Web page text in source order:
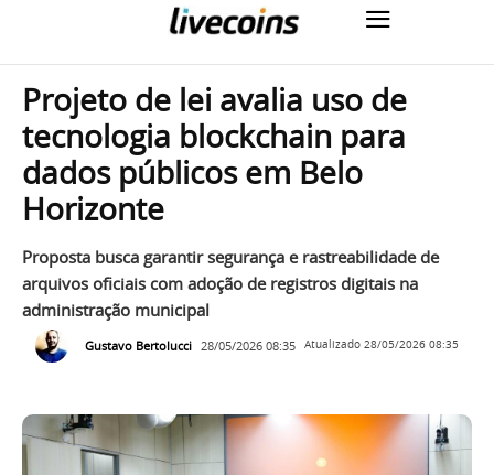
Projeto de lei avalia uso de
tecnologia blockchain para
dados públicos em Belo
Horizonte
Proposta busca garantir segurança e rastreabilidade de
arquivos oficiais com adoção de registros digitais na
administração municipal
Gustavo Bertolucci 28/05/2026 08:35 Atualizado 28/05/2026 08:35